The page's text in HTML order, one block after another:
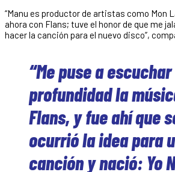
“Manu es productor de artistas como Mon
ahora con Flans; tuve el honor de que me
hacer la canción para el nuevo disco”,
“Me puse a
profundidad la
Flans, y fue ahí que
ocurrió la idea para
canción y nació: Yo